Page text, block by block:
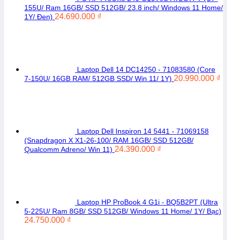
155U/ Ram 16GB/ SSD 512GB/ 23.8 inch/ Windows 11 Home/
1Y/ Đen) 24.690.000 ₫
Laptop Dell 14 DC14250 - 71083580 (Core
7-150U/ 16GB RAM/ 512GB SSD/ Win 11/ 1Y) 20.990.000 ₫
Laptop Dell Inspiron 14 5441 - 71069158
(Snapdragon X X1-26-100/ RAM 16GB/ SSD 512GB/
Qualcomm Adreno/ Win 11) 24.390.000 ₫
Laptop HP ProBook 4 G1i - BQ5B2PT (Ultra
5-225U/ Ram 8GB/ SSD 512GB/ Windows 11 Home/ 1Y/ Bạc)
24.750.000 ₫